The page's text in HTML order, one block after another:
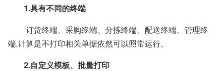
1.具有不同的终端
订货终端、采购终端、分拣终端、配送终端、管理终
端,计算是不打印相关单据依然可以照常运行。
2.自定义模板、批量打印